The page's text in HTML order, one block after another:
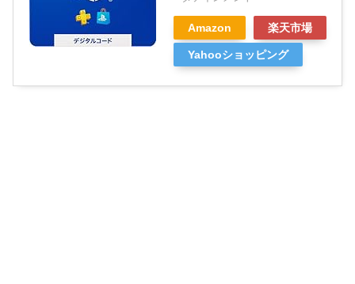
Amazon 楽天市場
Yahooショッピング